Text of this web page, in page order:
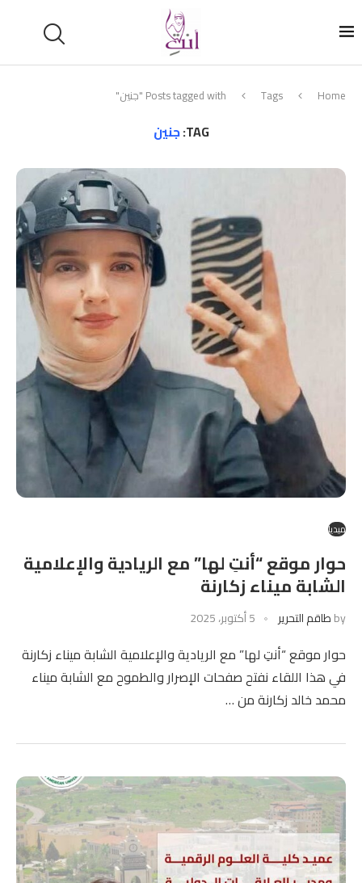
Home
Tags Posts tagged with "جنين"
TAG: جنين
ميديا
حوار موقع “أنتِ لها” مع الريادية والإعلامية
الشابة ميناء زكارنة
byطاقم التحرير 5 أكتوبر، 2025
حوار موقع “أنتِ لها” مع الريادية والإعلامية الشابة ميناء زكارنة
في هذا اللقاء نفتح صفحات الإصرار والطموح مع الشابة ميناء
محمد خالد زكارنة من …